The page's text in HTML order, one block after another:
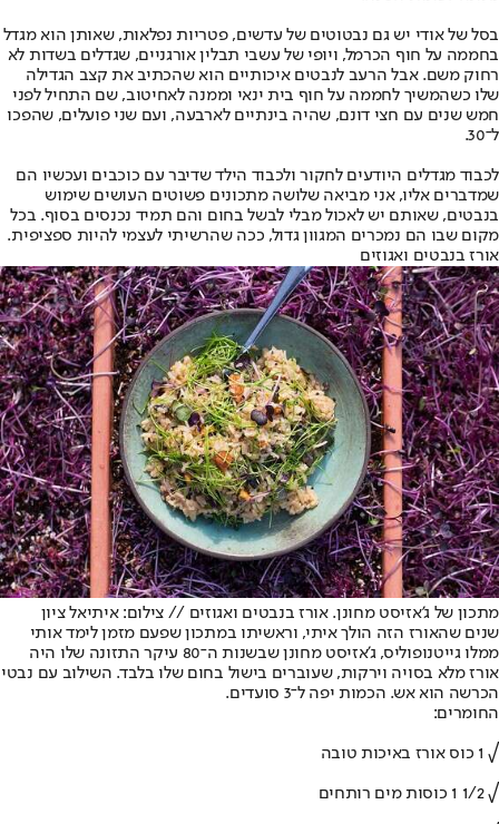
בסל של אודי יש גם נבטוטים של עדשים, פטריות נפלאות, שאותן הוא מגדל
בחממה על חוף הכרמל, ויופי של עשבי תבלין אורגניים, שגדלים בשדות לא
רחוק משם. אבל הרעב לנבטים איכותיים הוא שהכתיב את קצב הגדילה
שלו כשהמשיך לחממה על חוף בית ינאי וממנה לאחיטוב, שם התחיל לפני
חמש שנים עם חצי דונם, שהיה בינתיים לארבעה, ועם שני פועלים, שהפכו
ל־30.
לכבוד מגדלים היודעים לחקור ולכבוד הילד שדיבר עם כוכבים ועכשיו הם
שמדברים אליו, אני מביאה שלושה מתכונים פשוטים העושים שימוש
בנבטים, שאותם יש לאכול מבלי לבשל בחום והם תמיד נכנסים בסוף. בכל
מקום שבו הם נמכרים המגוון גדול, ככה שהרשיתי לעצמי להיות ספציפית.
אורז בנבטים ואגוזים
מתכון של ג'אזיסט מחונן. אורז בנבטים ואגוזים // צילום: איתיאל ציון
שנים שהאורז הזה הולך איתי, וראשיתו במתכון שפעם מזמן לימד אותי
ממלו גייטנופוליס, ג'אזיסט מחונן שבשנות ה־80 עיקר התזונה שלו היה
אורז מלא בסויה וירקות, שעוברים בישול בחום שלו בלבד. השילוב עם נבטי
הכרשה הוא אש. הכמות יפה ל־3 סועדים.
החומרים:
√ 1 כוס אורז באיכות טובה
√ 1/2 1 כוסות מים רותחים